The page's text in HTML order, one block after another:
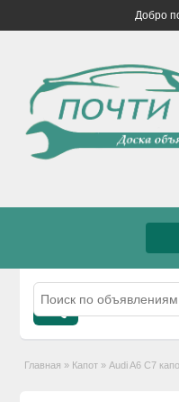
Добро
Главная » Капот » Audi A6 C7